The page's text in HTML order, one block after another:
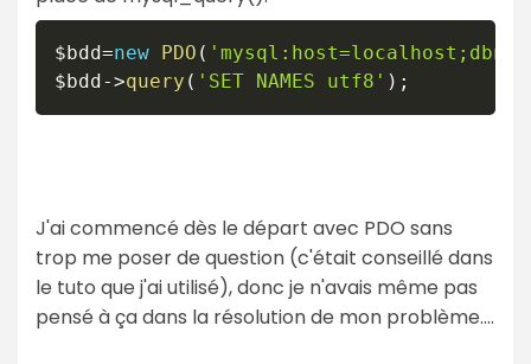
$bdd=new PDO (
$bdd->query ( 'SET NAMES utf8' ) ;
J'ai commencé dès le départ avec PDO sans
trop me poser de question (c'était conseillé dans
le tuto que j'ai utilisé), donc je n'avais même pas
pensé à ça dans la résolution de mon problème....